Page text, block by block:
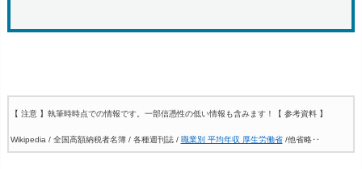
【 注意 】執筆時時点での情報です。一部信憑性の低い情報も含みます！ 【 参考資料 】
Wikipedia / 全国高額納税者名簿 / 各種週刊誌 / 職業別 平均年収 厚生労働省/他省略‥